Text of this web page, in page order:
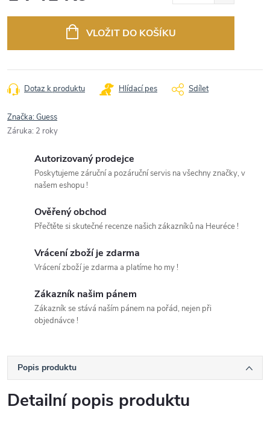
VLOŽIT DO KOŠÍKU
Dotaz k produktu Hlídací pes Sdílet
Značka:Guess
Záruka: 2 roky
Autorizovaný prodejce
Poskytujeme záruční a pozáruční servis na všechny značky, v
našem eshopu !
Ověřený obchod
Přečtěte si skutečné recenze našich zákazníků na Heuréce !
Vrácení zboží je zdarma
Vrácení zboží je zdarma a platíme ho my !
Zákazník našim pánem
Zákazník se stává naším pánem na pořád, nejen při
objednávce !
Popis produktu
Detailní popis produktu